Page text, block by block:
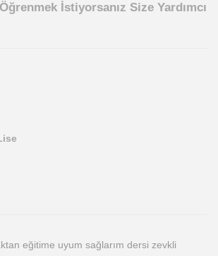
İstiyorsanız Size Yardımcı
eğitime uyum sağlarım dersi zevkli